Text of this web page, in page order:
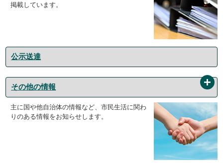
掲載しています。
公示送達
その他の情報
主に国や他自治体の情報など、市民生活に関わ
りのある情報をお知らせします。